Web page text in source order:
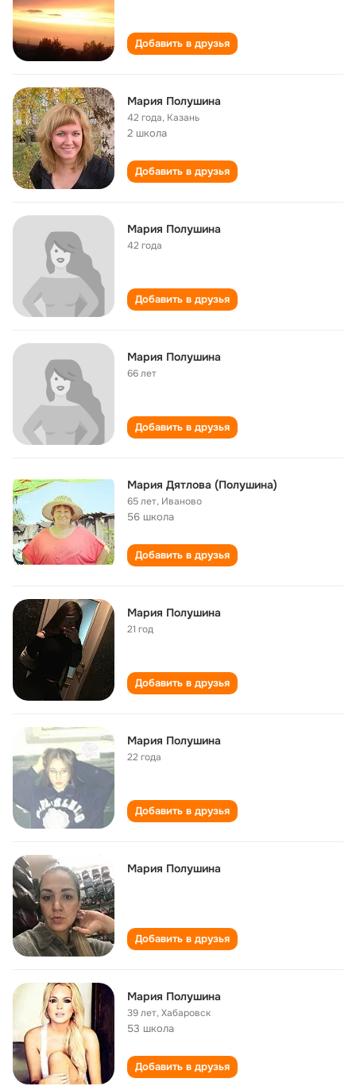
Добавить в друзья
Мария Полушина
42 года, Казань
2 школа
Добавить в друзья
Мария Полушина
42 года
Добавить в друзья
Мария Полушина
66 лет
Добавить в друзья
Мария Дятлова (Полушина)
65 лет, Иваново
56 школа
Добавить в друзья
Мария Полушина
21 год
Добавить в друзья
Мария Полушина
22 года
Добавить в друзья
Мария Полушина
Добавить в друзья
Мария Полушина
39 лет,Хабаровск
53 школа
Добавить в друзья